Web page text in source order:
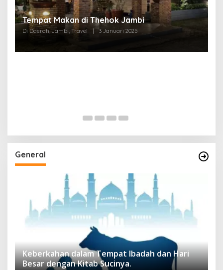
Tempat Makan di Thehok Jambi
Di Daerah, Jambi, Travel | 3 Januari 2025
General
Keberkahan dalam Tempat Ibadah dan Hari
Besar dengan Kitab Sucinya.